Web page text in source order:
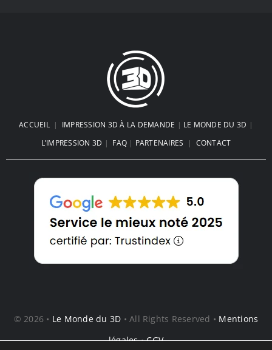
ACCUEIL| IMPRESSION 3D À LA DEMANDE | LE MONDE DU 3D |
L’IMPRESSION 3D | FAQ | PARTENAIRES | CONTACT
© 2026 • Le Monde du 3D • All Rights Reserved • Mentions
légales•CGV